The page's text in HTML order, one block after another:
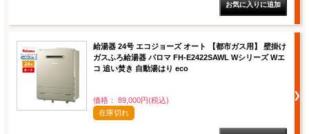
給湯器 24号 エコジョーズ オート 【都市ガス用】 壁掛け
ガスふろ給湯器 パロマ FH-E2422SAWL Wシリーズ Wエ
コ 追い焚き 自動湯はり eco
価格： 89,000円(税込)
在庫切れ